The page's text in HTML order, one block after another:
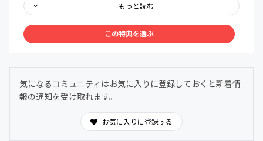
【備考欄】
備考欄に掲載を希望するお名前（HN可）をご記入くださ
いませ。
誕生月のキャラクターグッズ（75mmオーロラ缶バッジを
1種ずつ）をお送りします。
デザインは最新の【レトロアイドルSDVer.】 の誕生日イラ
ストを使った当コミュニティ限定品になります。
※送料は弊社で負担いたします。
もっと読む
この特典を選ぶ
気になるコミュニティはお気に入りに登録しておくと新着情
報の通知を受け取れます。
お気に入りに登録する